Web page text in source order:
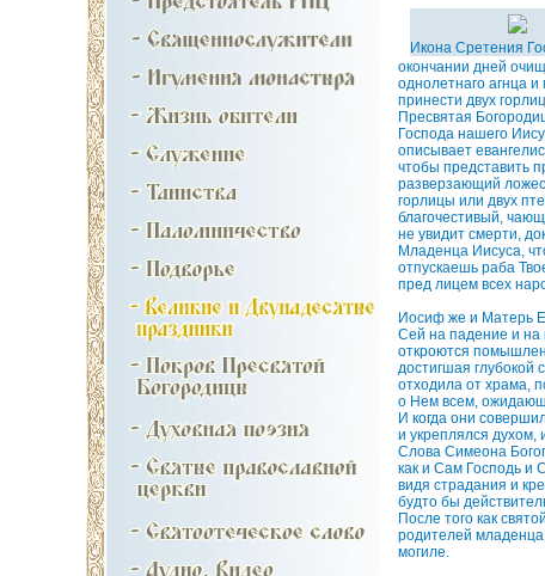
Икона Сретения
окончании дней
однолетнаго агнца
принести двух
Пресвятая
Господа нашего
описывает
чтобы представить
разверзающий
горлицы или двух
благочестивый,
не увидит смерти,
Младенца Иисуса,
отпускаешь раба
пред лицем всех
Иосиф же и Матерь
Сей на падение и на
откроются
достигшая глубокой
отходила от храма,
о Нем всем,
И когда они
и укреплялся духом,
Слова Симеона
как и Сам Господь и
видя страдания и
будто бы
После того как
родителей
могиле.